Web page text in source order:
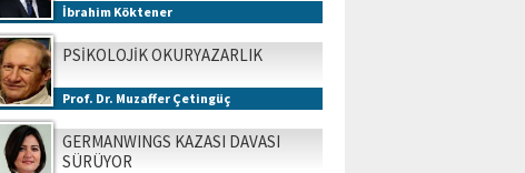
İbrahim Köktener
PSİKOLOJİK OKURYAZARLIK
Prof. Dr. Muzaffer Çetingüç
GERMANWINGS KAZASI DAVASI
SÜRÜYOR